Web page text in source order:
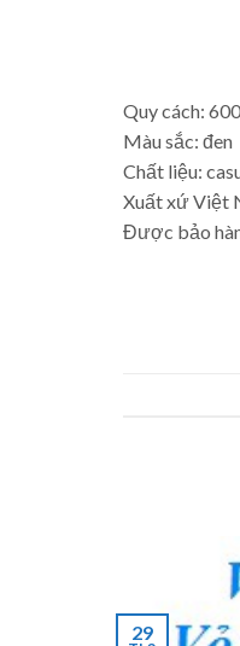
Quy cách:
Màu sắc: đen
Chất liệu:
Xuất xứ Việt
Được bảo
29